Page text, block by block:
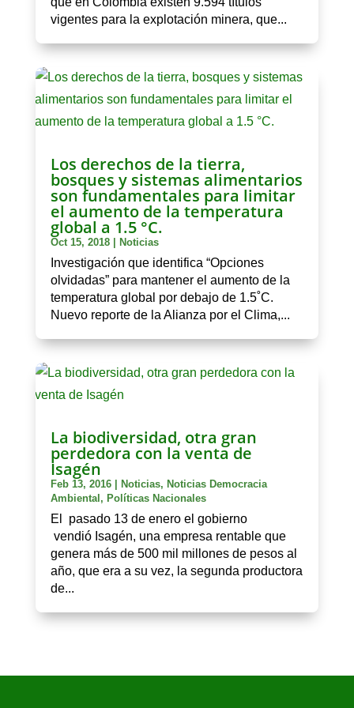
vigentes para la explotación minera, que...
Los derechos de la tierra,
bosques y sistemas alimentarios
son fundamentales para limitar
el aumento de la temperatura
global a 1.5 °C.
Oct 15, 2018| Noticias
Investigación que identifica “Opciones
olvidadas” para mantener el aumento de la
temperatura global por debajo de 1.5˚C.
Nuevo reporte de la Alianza por el Clima,...
La biodiversidad, otra gran
perdedora con la venta de
Isagén
Feb 13, 2016| Noticias, Noticias Democracia
Ambiental , Políticas Nacionales
El pasado 13 de enero el gobierno
vendió Isagén, una empresa rentable que
genera más de 500 mil millones de pesos al
año, que era a su vez, la segunda productora
de...